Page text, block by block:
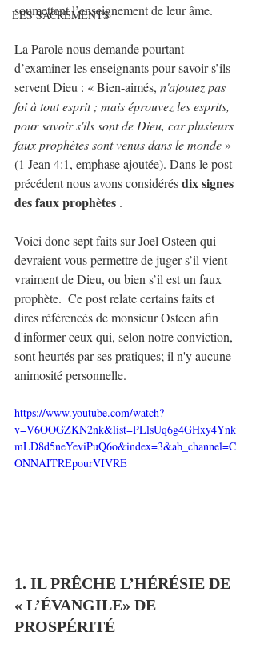
LES SACREMENTS
soumettent l’enseignement de leur âme.
La Parole nous demande pourtant
d’examiner les enseignants pour savoir s’ils
servent Dieu : « Bien-aimés, n'ajoutez pas
foi à tout esprit ; mais éprouvez les esprits,
pour savoir s'ils sont de Dieu, car plusieurs
faux prophètes sont venus dans le monde »
(1 Jean 4:1, emphase ajoutée). Dans le post
précédent nous avons considérés dix signes
des faux prophètes .
Voici donc sept faits sur Joel Osteen qui
devraient vous permettre de juger s’il vient
vraiment de Dieu, ou bien s’il est un faux
prophète.  Ce post relate certains faits et
dires référencés de monsieur Osteen afin
d'informer ceux qui, selon notre conviction,
sont heurtés par ses pratiques; il n'y aucune
animosité personnelle.
https://www.youtube.com/watch?
v=V6OOGZKN2nk&list=PLlsUq6g4GHxy4Ynk
mLD8d5neYeviPuQ6o&index=3&ab_channel=C
ONNAITREpourVIVRE
1. IL PRÊCHE L’HÉRÉSIE DE
« L’ÉVANGILE» DE
PROSPÉRITÉ